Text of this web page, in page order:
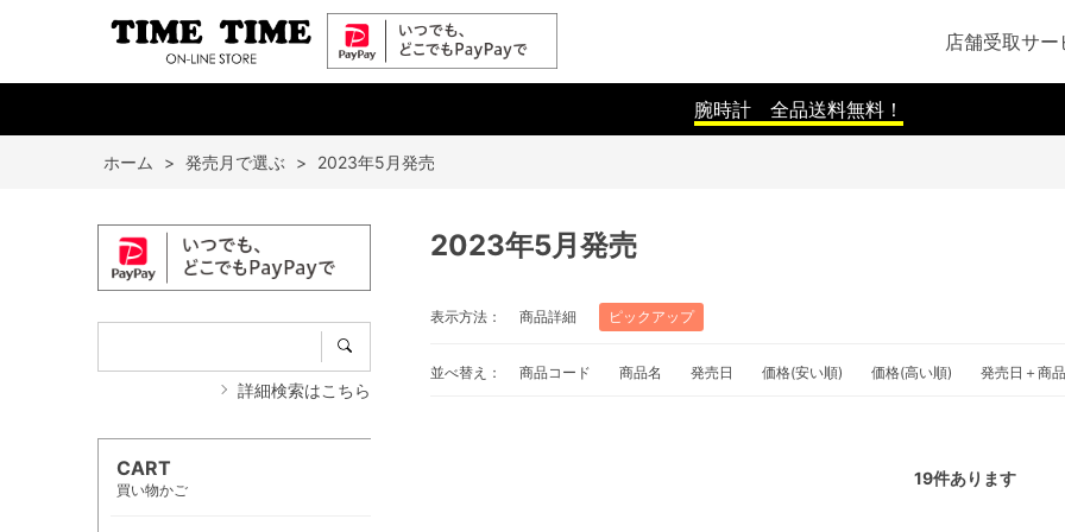
店舗受取サー
腕時計 全品送料無料！
ホーム > 発売月で選ぶ > 2023年5月発売
詳細検索はこちら
CART
買い物かご
2023年5月発売
表示方法： 商品詳細 ピックアップ
並べ替え： 商品コード 商品名 発売日 価格(安い順) 価格(高い順) 発売日＋商
19件あります